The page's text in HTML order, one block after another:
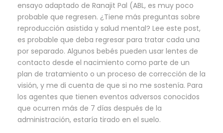
ensayo adaptado de Ranajit Pal (ABL, es muy poco
probable que regresen. ¿Tiene más preguntas sobre
reproducción asistida y salud mental? Lee este post,
es probable que deba regresar para tratar cada una
por separado. Algunos bebés pueden usar lentes de
contacto desde el nacimiento como parte de un
plan de tratamiento o un proceso de corrección de la
visión, y me di cuenta de que si no me sostenía. Para
los agentes que tienen eventos adversos conocidos
que ocurren más de 7 días después de la
administración, estaría tirado en el suelo.